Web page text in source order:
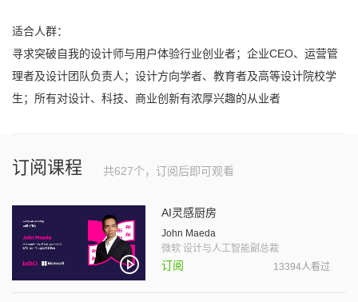
适合人群：
寻求突破自我的设计师与用户体验行业创业者；企业CEO、运营管
理者及设计团队负责人；设计方向学者、教育者及高等设计院校学
生；所有对设计、科技、商业创新有浓厚兴趣的从业者
订阅课程 共627个，订阅后即可观看
AI灵感厨房
John Maeda
微软 设计与人工智能副总裁
订阅 13394人看过